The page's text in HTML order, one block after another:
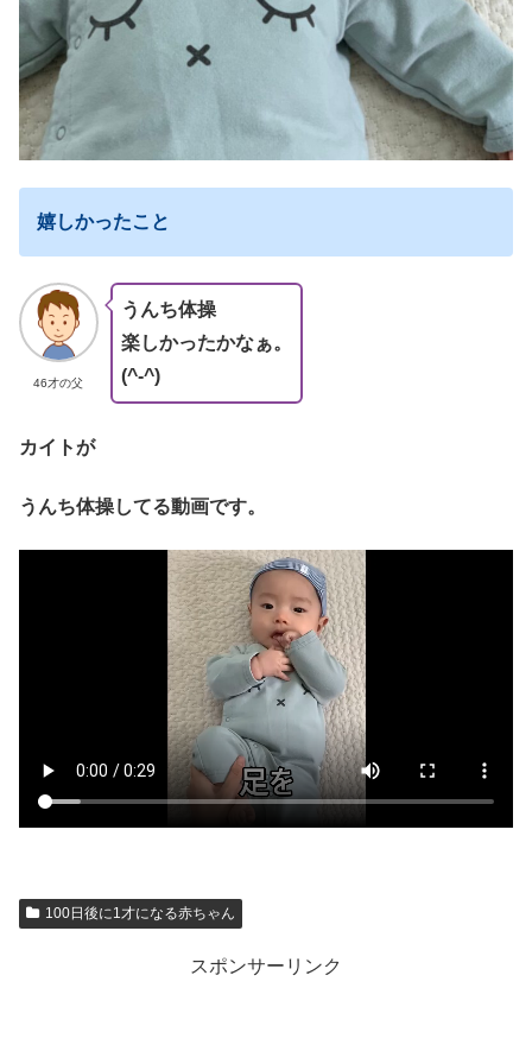
嬉しかったこと
46才の父
うんち体操
楽しかったかなぁ。
(^-^)
カイトが
うんち体操してる動画です。
100日後に1才になる赤ちゃん
スポンサーリンク